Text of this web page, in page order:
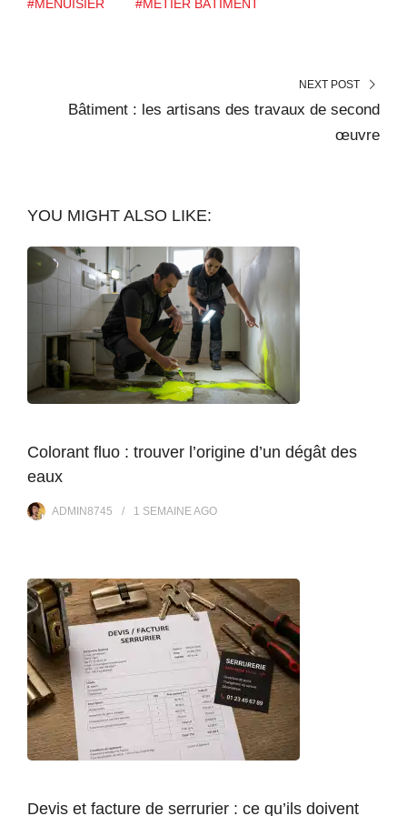
#MENUISIER #MÉTIER BÂTIMENT
NEXT POST
Bâtiment : les artisans des travaux de second
œuvre
YOU MIGHT ALSO LIKE:
Colorant fluo : trouver l’origine d’un dégât des
eaux
ADMIN8745 1 SEMAINE AGO
Devis et facture de serrurier : ce qu’ils doivent